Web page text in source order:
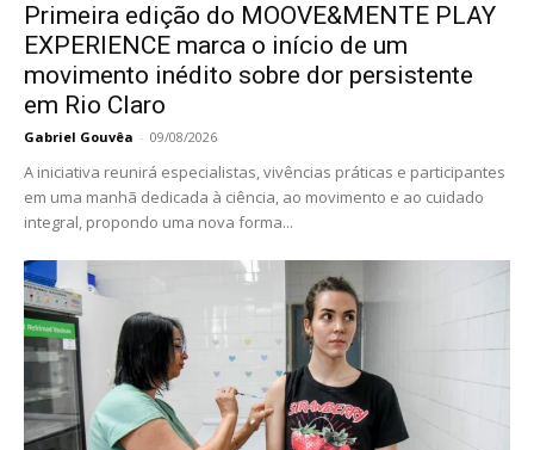
Primeira edição do MOOVE&MENTE PLAY
EXPERIENCE marca o início de um
movimento inédito sobre dor persistente
em Rio Claro
Gabriel Gouvêa - 09/08/2026
A iniciativa reunirá especialistas, vivências práticas e participantes
em uma manhã dedicada à ciência, ao movimento e ao cuidado
integral, propondo uma nova forma...